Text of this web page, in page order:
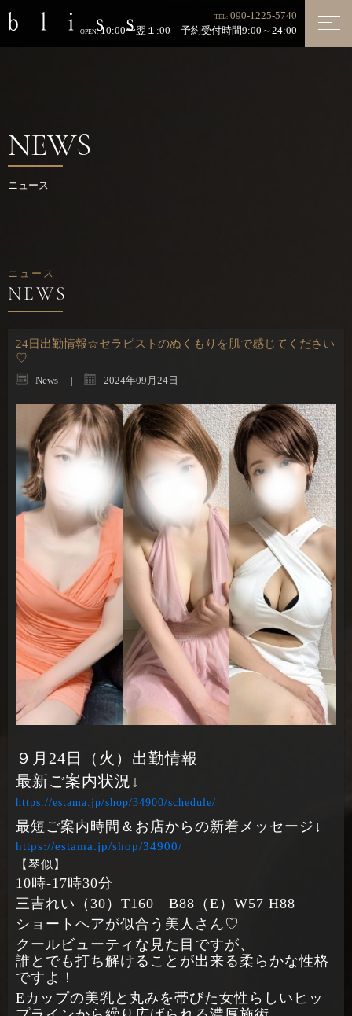
TEL: 090-1225-5740
OPEN:10:00〜翌１:00 予約受付時間9:00～24:00
NEWS
ニュース
ニュース
24日出勤情報☆セラピストのぬくもりを肌で感じてください
♡
News 2024年09月24日
９月24日（火）出勤情報
最新ご案内状況↓
https://estama.jp/shop/34900/schedule/
最短ご案内時間＆お店からの新着メッセージ↓
https://estama.jp/shop/34900/
【琴似】
10時‐17時30分
三吉れい（30）T160 B88（E）W57 H88
ショートヘアが似合う美人さん♡
クールビューティな見た目ですが、
誰とでも打ち解けることが出来る柔らかな性格
ですよ！
Eカップの美乳と丸みを帯びた女性らしいヒッ